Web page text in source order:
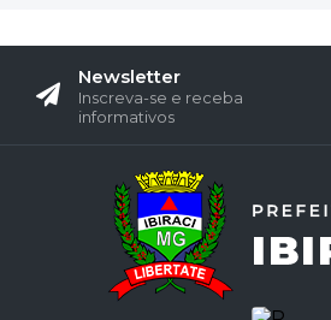
Newsletter
Inscreva-se e receba
informativos